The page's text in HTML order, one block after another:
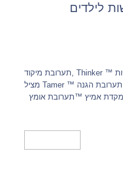
מכילה: שבעה הפעלות 10 מ"ל ייחודיות ™ Thinker ,תערובת מיקוד
Calmer ™תערובת מנוחה חזק יותר ™תערובת הגנה ™ Tamer מציל